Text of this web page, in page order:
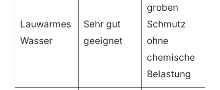
Lauwarmes
Wasser
Sehr gut
geeignet
groben
Schmutz
ohne
chemische
Belastung